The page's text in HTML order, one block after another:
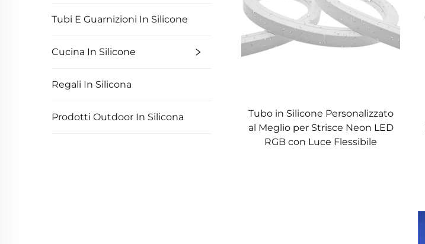
Tubi E Guarnizioni In Silicone
Cucina In Silicone
Regali In Silicona
Prodotti Outdoor In Silicona
Tubo in Silicone Personalizzato
al Meglio per Strisce Neon LED
RGB con Luce Flessibile